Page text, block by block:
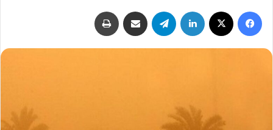
فيسبوك لينكدإن تيلقرام مشاركة عبر البريد